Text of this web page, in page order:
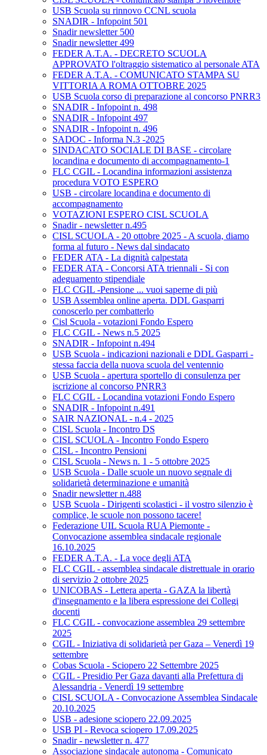
USB Scuola su rinnovo CCNL scuola
SNADIR - Infopoint 501
Snadir newsletter 500
Snadir newsletter 499
FEDER A.T.A. - DECRETO SCUOLA
APPROVATO l'oltraggio sistematico al personale ATA
FEDER A.T.A. - COMUNICATO STAMPA SU
VITTORIA A ROMA OTTOBRE 2025
USB Scuola corso di preparazione al concorso PNRR3
SNADIR - Infopoint n. 498
SNADIR - Infopoint 497
SNADIR - Infopoint n. 496
SADOC - Informa N.3 -2025
SINDACATO SOCIALE DI BASE - circolare
locandina e documento di accompagnamento-1
FLC CGIL - Locandina informazioni assistenza
procedura VOTO ESPERO
USB - circolare locandina e documento di
accompagnamento
VOTAZIONI ESPERO CISL SCUOLA
Snadir - newsletter n.495
CISL SCUOLA - 20 ottobre 2025 - A scuola, diamo
forma al futuro - News dal sindacato
FEDER ATA - La dignità calpestata
FEDER ATA - Concorsi ATA triennali - Si con
adeguamento stipendiale
FLC CGIL -Pensione ... vuoi saperne di più
USB Assemblea online aperta. DDL Gasparri
conoscerlo per combatterlo
Cisl Scuola - votazioni Fondo Espero
FLC CGIL - News n.5 2025
SNADIR - Infopoint n.494
USB Scuola - indicazioni nazionali e DDL Gasparri -
stessa faccia della nuova scuola del ventennio
USB Scuola - apertura sportello di consulenza per
iscrizione al concorso PNRR3
FLC CGIL - Locandina votazioni Fondo Espero
SNADIR - Infopoint n.491
SAIR NAZIONAL - n.4 - 2025
CISL Scuola - Incontro DS
CISL SCUOLA - Incontro Fondo Espero
CISL - Incontro Pensioni
CISL Scuola - News n. 1 - 5 ottobre 2025
USB Scuola - Dalle scuole un nuovo segnale di
solidarietà determinazione e umanità
Snadir newsletter n.488
USB Scuola - Dirigenti scolastici - il vostro silenzio è
complice, le scuole non possono tacere!
Federazione UIL Scuola RUA Piemonte -
Convocazione assemblea sindacale regionale
16.10.2025
FEDER A.T.A. - La voce degli ATA
FLC CGIL - assemblea sindacale distrettuale in orario
di servizio 2 ottobre 2025
UNICOBAS - Lettera aperta - GAZA la libertà
d'insegnamento e la libera espressione dei Collegi
docenti
FLC CGIL - convocazione assemblea 29 settembre
2025
CGIL - Iniziativa di solidarietà per Gaza – Venerdì 19
settembre
Cobas Scuola - Sciopero 22 Settembre 2025
CGIL - Presidio Per Gaza davanti alla Prefettura di
Alessandria - Venerdì 19 settembre
CISL SCUOLA - Convocazione Assemblea Sindacale
20.10.2025
USB - adesione sciopero 22.09.2025
USB PI - Revoca sciopero 17.09.2025
Snadir - newsletter n. 477
Associazione sindacale autonoma - Comunicato